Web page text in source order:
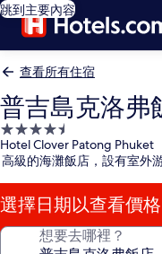
跳到主要內容
查看所有住宿
普吉島克洛弗
4.5
星
級
住
宿
Hotel Clover Patong Phuket
高級的海灘飯店，設有室外
選擇日期以查看價格
想要去哪裡？